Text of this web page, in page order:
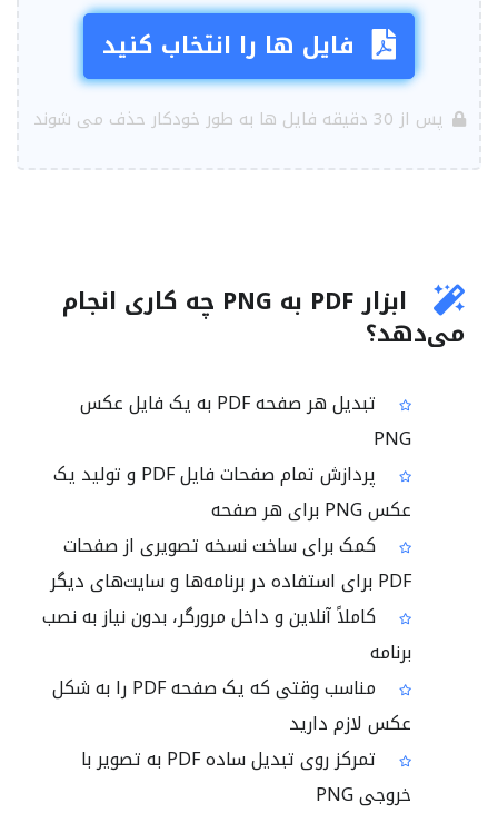
فایل ها را انتخاب کنید
پس از 30 دقیقه فایل ها به طور خودکار حذف می شوند
ابزار PDF به PNG چه کاری انجام
می‌دهد؟
تبدیل هر صفحه PDF به یک فایل عکس
PNG
پردازش تمام صفحات فایل PDF و تولید یک
عکس PNG برای هر صفحه
کمک برای ساخت نسخه تصویری از صفحات
PDF برای استفاده در برنامه‌ها و سایت‌های دیگر
کاملاً آنلاین و داخل مرورگر، بدون نیاز به نصب
برنامه
مناسب وقتی که یک صفحه PDF را به شکل
عکس لازم دارید
تمرکز روی تبدیل ساده PDF به تصویر با
خروجی PNG